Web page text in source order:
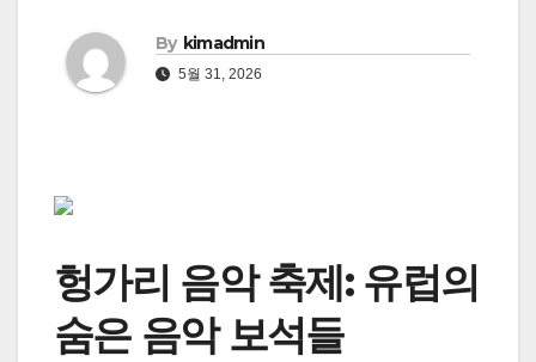
By kimadmin
5월 31, 2026
헝가리 음악 축제: 유럽의
숨은 음악 보석들